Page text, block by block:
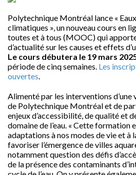
Polytechnique Montréal lance «
climatiques », un nouveau cours en
toutes et à tous (MOOC) qui
d’actualité sur les causes et effets
Le cours débutera le 19 mars
période de cinq semaines. Les
ouvertes.
Alimenté par les interventions d’une
de Polytechnique Montréal et de
enjeux d’accessibilité, de qualité et
domaine de l’eau. « Cette formation
adaptations à nos modes de vie et à
favoriser l’émergence de villes
notamment question des défis
de la présence des contaminants